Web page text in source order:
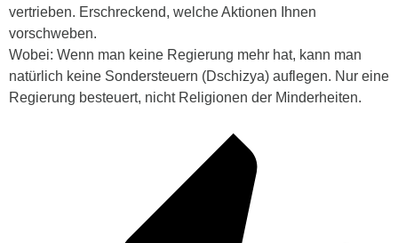
vertrieben. Erschreckend, welche Aktionen Ihnen
vorschweben.
Wobei: Wenn man keine Regierung mehr hat, kann man
natürlich keine Sondersteuern (Dschizya) auflegen. Nur eine
Regierung besteuert, nicht Religionen der Minderheiten.